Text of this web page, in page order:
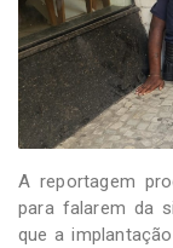
A reportagem
para falarem da
que a